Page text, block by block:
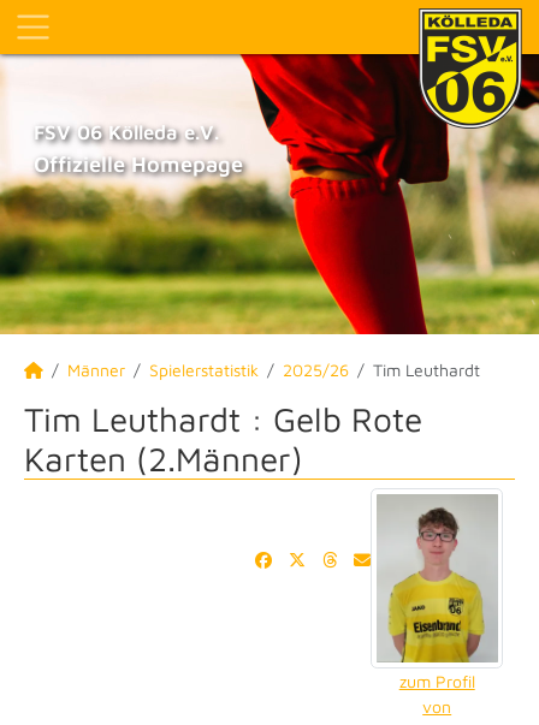
FSV 06 Kölleda e.V.
Offizielle Homepage
Männer Spielerstatistik 2025/26 Tim Leuthardt
Tim Leuthardt : Gelb Rote
Karten (2.Männer)
zum Profil
von